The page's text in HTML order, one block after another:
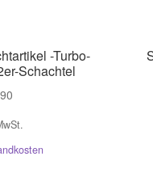
-Turbo-
Schachtel